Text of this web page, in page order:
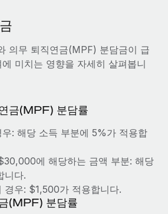
준수 업무 처리에 전문가 지원 제공
세스 간소화
선제적으로 대응
및 추적 관리
컨설팅
의무 퇴직연금(MPF) 분담금이 급
미치는 영향을 자세히 살펴봅니
금(MPF) 분담률
: 해당 소득 부분에 5%가 적용합
에 해당하는 금액 부분: 해당
니다.
우: $1,500가 적용합니다.
(MPF) 분담률